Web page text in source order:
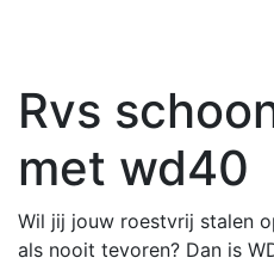
Rvs
met wd40
Wil jij jouw roestvrij stalen
als nooit tevoren? Dan is